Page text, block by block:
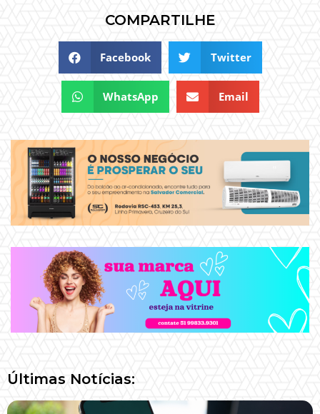
COMPARTILHE
Facebook Twitter
WhatsApp Email
Últimas Notícias: